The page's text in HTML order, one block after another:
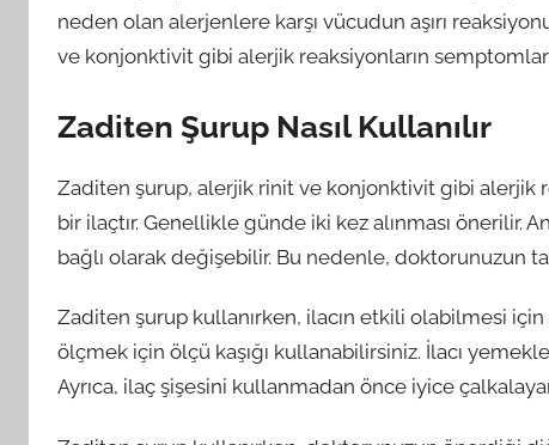
neden olan alerjenlere karşı vücudun aşırı
ve konjonktivit gibi alerjik reaksiyonların
Zaditen Şurup Nasıl Kullanılır
Zaditen şurup, alerjik rinit ve konjonktivit gibi alerjik
bir ilaçtır. Genellikle günde iki kez alınması önerilir.
bağlı olarak değişebilir. Bu nedenle, doktorunuzun
Zaditen şurup kullanırken, ilacın etkili olabilmesi
ölçmek için ölçü kaşığı kullanabilirsiniz. İlacı
Ayrıca, ilaç şişesini kullanmadan önce iyice